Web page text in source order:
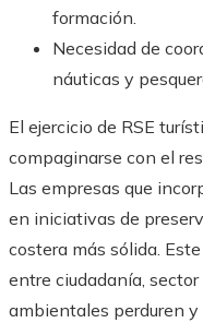
formación.
Necesidad de
náuticas y
El ejercicio de RSE
compaginarse con el
Las empresas que
en iniciativas de
costera más sólida.
entre ciudadanía,
ambientales perduren